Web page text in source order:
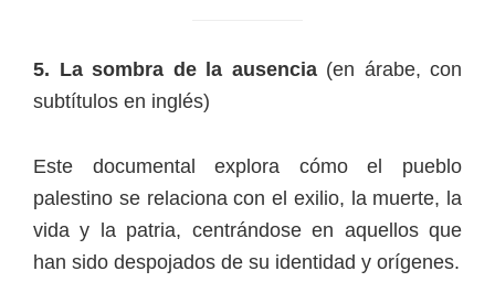
5. La sombra de la ausencia(en árabe, con
subtítulos en inglés)
Este documental explora cómo el pueblo
palestino se relaciona con el exilio, la muerte, la
vida y la patria, centrándose en aquellos que
han sido despojados de su identidad y orígenes.